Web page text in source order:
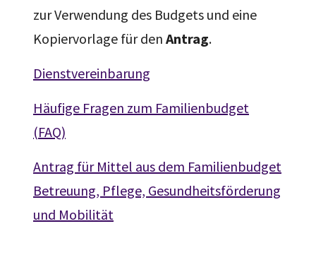
zur Verwendung des Budgets und eine
Kopiervorlage für den Antrag.
Dienstvereinbarung
Häufige Fragen zum Familienbudget
(FAQ)
Antrag für Mittel aus dem Familienbudget
Betreuung, Pflege, Gesundheitsförderung
und Mobilität